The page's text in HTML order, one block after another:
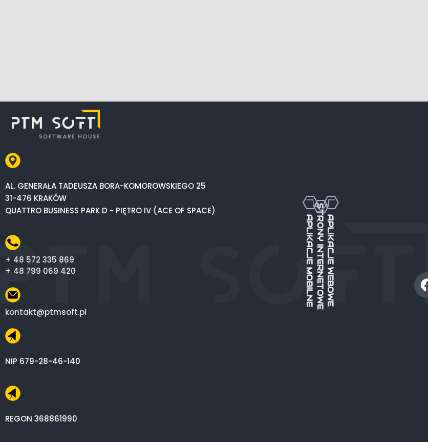
AL. GENERAŁA TADEUSZA BORA-KOMOROWSKIEGO 25
31-476 KRAKÓW
QUATTRO BUSINESS PARK D - PIĘTRO IV (ACE OF SPACE)
+ 48 572 335 869
+ 48 799 069 420
kontakt@ptmsoft.pl
NIP 679-28-46-140
REGON 368861990
APLIKACJE MOBILNESTRONY INTERNETOWEAPLIKACJE WEBOWE